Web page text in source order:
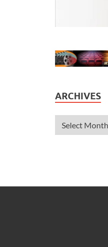
ARCHIVES